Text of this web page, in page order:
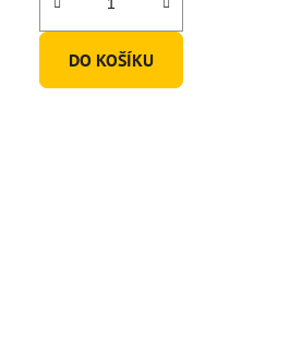
z
hvězdiček.
DO KOŠÍKU